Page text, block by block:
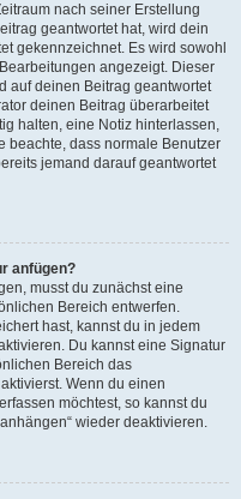
nach seiner Erstellung
geantwortet hat, wird dein
gekennzeichnet. Es wird sowohl
angezeigt. Dieser
auf deinen Beitrag geantwortet
deinen Beitrag überarbeitet
halten, eine Notiz hinterlassen,
beachte, dass normale Benutzer
jemand darauf geantwortet
anfügen?
musst du zunächst eine
Bereich entwerfen.
hast, kannst du in jedem
Du kannst eine Signatur
Bereich das
Wenn du einen
möchtest, so kannst du
wieder deaktivieren.